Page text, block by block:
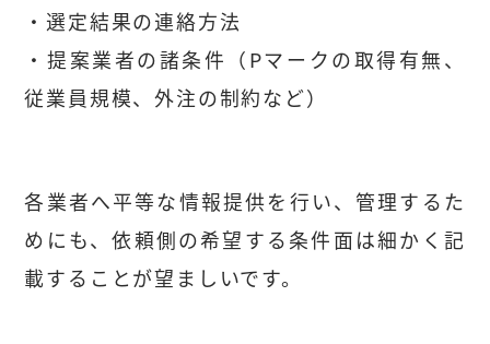
・選定結果の連絡方法
・提案業者の諸条件（Pマークの取得有無、
従業員規模、外注の制約など）
各業者へ平等な情報提供を行い、管理するた
めにも、依頼側の希望する条件面は細かく記
載することが望ましいです。